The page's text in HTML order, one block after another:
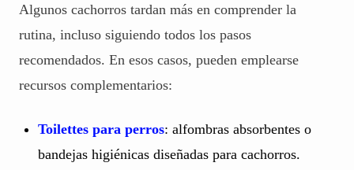
Algunos cachorros tardan más en comprender la
rutina, incluso siguiendo todos los pasos
recomendados. En esos casos, pueden emplearse
recursos complementarios:
Toilettes para perros: alfombras absorbentes o
bandejas higiénicas diseñadas para cachorros.